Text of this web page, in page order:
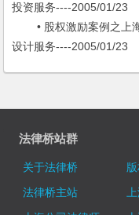
投资服务----2005/01/23
• 股权激励案例之上海
设计服务----2005/01/23
法律桥站群
关于法律桥
法律桥主站